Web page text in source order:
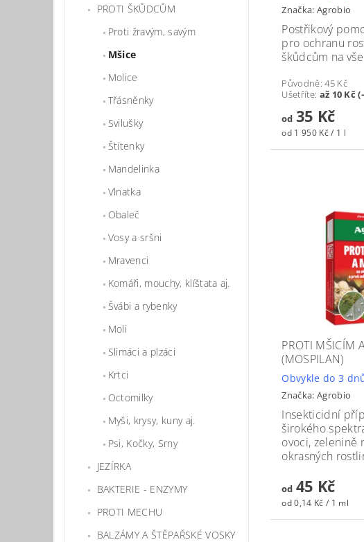
PROTI ŠKŮDCŮM
Proti žravým, savým
Mšice
Molice
Třásněnky
Svilušky
Štítenky
Mandelinka
Vlnatka
Obaleč
Vosy a sršni
Mravenci
Komáři, mouchy, klíštata aj.
Švábi a rybenky
Moli
Slimáci a plzáci
Krtci
Octomilky
Myši, krysy, kuny aj.
Psi, Kočky, Srny
JEZÍRKA
BAKTERIE - ENZYMY
PROTI MECHU
BALZÁMY A ŠTĚPAŘSKÉ VOSKY
Značka: Agrobio
Postřikový
pro ochranu
škůdcům na
Původně:45 Kč
Ušetříte: až 10 Kč
od35 Kč
od 1 950 Kč / 1 l
PROTI MŠICÍM
(MOSPILAN)
Obvykle do 3
Značka: Agrobio
Insekticidní
širokého
ovoci, zelenině
okrasných
od45 Kč
od 0,14 Kč / 1 ml